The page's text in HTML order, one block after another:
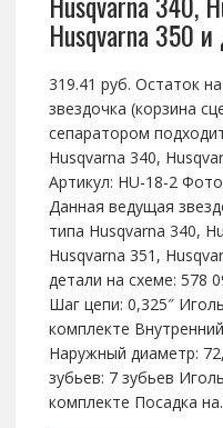
Husqvarna 350 и
319.41 руб. Остаток
звездочка (корзина
сепаратором
Husqvarna 340,
Артикул: HU-18-2
Данная ведущая
типа Husqvarna 340,
Husqvarna 351,
детали на схеме: 578
Шаг цепи: 0,325″
комплекте
Наружный диаметр:
зубьев: 7 зубьев
комплекте Посадка